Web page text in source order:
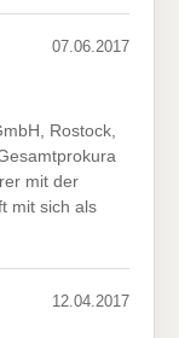
07.06.2017
Rostock,
mit der
mit sich als
12.04.2017